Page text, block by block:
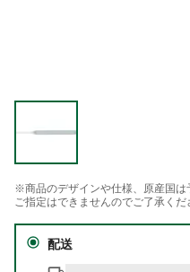
※商品のデザインや仕様、原産国は
ご指定はできませんのでご了承くだ
配送